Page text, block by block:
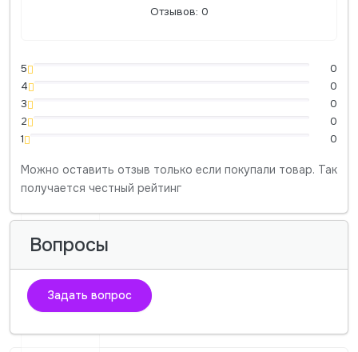
Отзывов: 0
5
0
4
0
3
0
2
0
1
0
Можно оставить отзыв только если покупали товар. Так
получается честный рейтинг
Вопросы
Задать вопрос